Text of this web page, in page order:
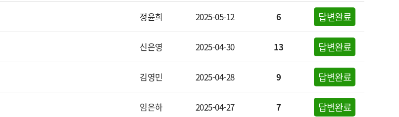
정윤희 2025-05-12 6 답변완료
신은영 2025-04-30 13 답변완료
김영민 2025-04-28 9 답변완료
임은하 2025-04-27 7 답변완료